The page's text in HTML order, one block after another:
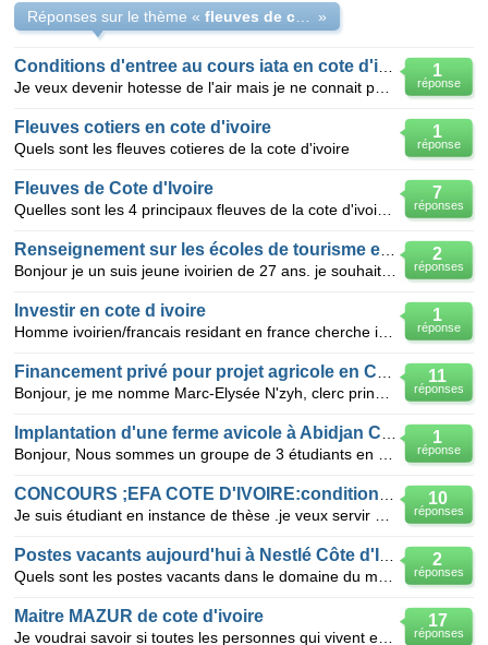
Réponses sur le thème « »
1
réponse
1
réponse
Fleuves cotiers en cote d'ivoire
Quels sont les fleuves cotieres de la cote d'ivoire
7
réponses
Fleuves de Cote d'Ivoire
2
réponses
1
réponse
Investir en cote d ivoire
11
réponses
1
réponse
10
réponses
2
réponses
17
réponses
Maitre MAZUR de cote d'ivoire